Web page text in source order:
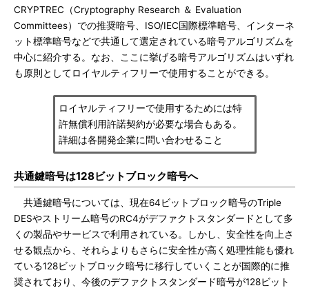
CRYPTREC（Cryptography Research ＆ Evaluation
Committees）での推奨暗号、ISO/IEC国際標準暗号、インターネ
ット標準暗号などで共通して選定されている暗号アルゴリズムを
中心に紹介する。なお、ここに挙げる暗号アルゴリズムはいずれ
も原則としてロイヤルティフリーで使用することができる。
ロイヤルティフリーで使用するためには特
許無償利用許諾契約が必要な場合もある。
詳細は各開発企業に問い合わせること
共通鍵暗号は128ビットブロック暗号へ
共通鍵暗号については、現在64ビットブロック暗号のTriple
DESやストリーム暗号のRC4がデファクトスタンダードとして多
くの製品やサービスで利用されている。しかし、安全性を向上さ
せる観点から、それらよりもさらに安全性が高く処理性能も優れ
ている128ビットブロック暗号に移行していくことが国際的に推
奨されており、今後のデファクトスタンダード暗号が128ビット